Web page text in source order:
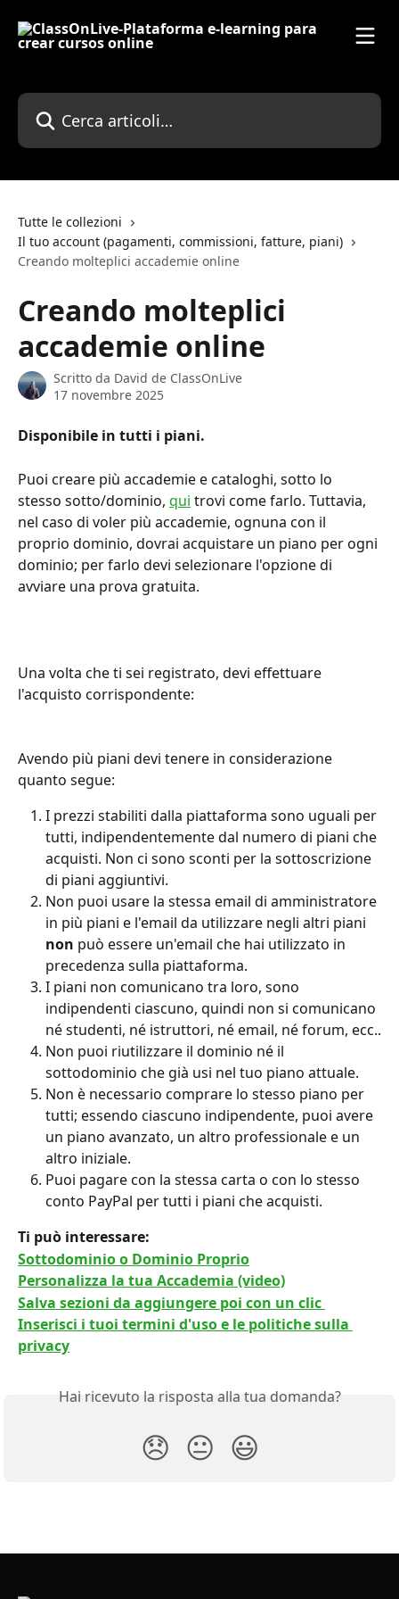
Cerca articoli…
Tutte le collezioni
Il tuo account (pagamenti, commissioni, fatture, piani)
Creando molteplici accademie online
Creando molteplici
accademie online
Scritto da David de ClassOnLive
17 novembre 2025
Disponibile in tutti i piani.
Puoi creare più accademie e cataloghi, sotto lo
stesso sotto/dominio, qui trovi come farlo. Tuttavia,
nel caso di voler più accademie, ognuna con il
proprio dominio, dovrai acquistare un piano per ogni
dominio; per farlo devi selezionare l'opzione di
avviare una prova gratuita.
Una volta che ti sei registrato, devi effettuare
l'acquisto corrispondente:
Avendo più piani devi tenere in considerazione
quanto segue:
I prezzi stabiliti dalla piattaforma sono uguali per
tutti, indipendentemente dal numero di piani che
acquisti. Non ci sono sconti per la sottoscrizione
di piani aggiuntivi.
Non puoi usare la stessa email di amministratore
in più piani e l'email da utilizzare negli altri piani
non può essere un'email che hai utilizzato in
precedenza sulla piattaforma.
I piani non comunicano tra loro, sono
indipendenti ciascuno, quindi non si comunicano
né studenti, né istruttori, né email, né forum, ecc..
Non puoi riutilizzare il dominio né il
sottodominio che già usi nel tuo piano attuale.
Non è necessario comprare lo stesso piano per
tutti; essendo ciascuno indipendente, puoi avere
un piano avanzato, un altro professionale e un
altro iniziale.
Puoi pagare con la stessa carta o con lo stesso
conto PayPal per tutti i piani che acquisti.
Ti può interessare:
Sottodominio o Dominio Proprio
Personalizza la tua Accademia (video)
Salva sezioni da aggiungere poi con un clic
Inserisci i tuoi termini d'uso e le politiche sulla
privacy
Hai ricevuto la risposta alla tua domanda?
😞 😐 😃